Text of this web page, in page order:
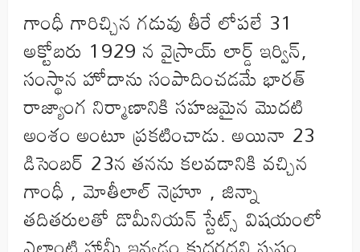
గాంధీ గారిచ్చిన గడువు తీరే లోపలే 31
అక్టోబరు 1929 న వైస్రాయ్ లార్డ్ ఇర్విన్,
సంస్థాన హోదాను సంపాదించడమే భారత్
రాజ్యాంగ నిర్మాణానికి సహజమైన మొదటి
అంశం అంటూ ప్రకటించాడు. అయినా 23
డిసెంబర్ 23న తనను కలవడానికి వచ్చిన
గాంధీ , మోతీలాల్ నెహ్రూ , జిన్నా
తదితరులతో డొమీనియన్ స్టేట్స్ విషయంలో